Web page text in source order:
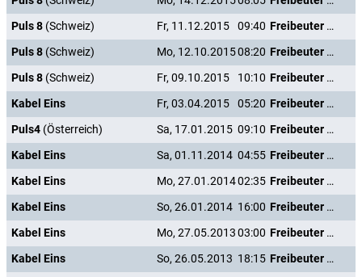
Puls 8 (Schweiz) Fr, 11.12.2015 09:40
Freibeuter der Meere
Puls 8 (Schweiz) Mo, 12.10.201508:20
Freibeuter der Meere
Puls 8 (Schweiz) Fr, 09.10.2015 10:10
Freibeuter der Meere
Kabel Eins
Fr, 03.04.2015 05:20
Freibeuter der Meere
Puls4 (Österreich) Sa, 17.01.2015 09:10
Freibeuter der Meere
Kabel Eins
Sa, 01.11.2014 04:55
Freibeuter der Meere
Kabel Eins
Mo, 27.01.201402:35
Freibeuter der Meere
Kabel Eins
So, 26.01.2014 16:00
Freibeuter der Meere
Kabel Eins
Mo, 27.05.201303:00
Freibeuter der Meere
Kabel Eins
So, 26.05.2013 18:15
Freibeuter der Meere